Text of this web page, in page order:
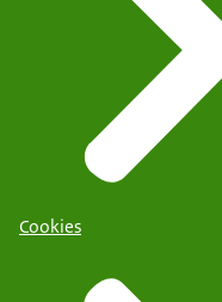
Cookies